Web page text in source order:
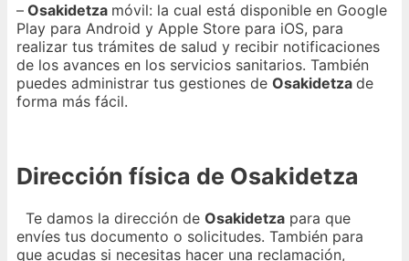
– Osakidetza móvil: la cual está disponible en Google
Play para Android y Apple Store para iOS, para
realizar tus trámites de salud y recibir notificaciones
de los avances en los servicios sanitarios. También
puedes administrar tus gestiones de Osakidetza de
forma más fácil.
Dirección física de Osakidetza
Te damos la dirección de Osakidetza para que
envíes tus documento o solicitudes. También para
que acudas si necesitas hacer una reclamación,